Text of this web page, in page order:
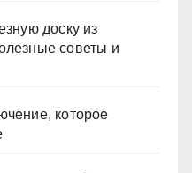
доску из
советы и
которое